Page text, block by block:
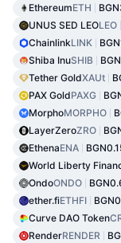
EthereumETH
UNUS SED LEOLEO
ChainlinkLINK
Shiba InuSHIB
Tether GoldXAUt
PAX GoldPAXG
MorphoMORPHO
LayerZeroZRO
EthenaENA
World Liberty
OndoONDO
ether.fiETHFI
Curve DAO Token
RenderRENDER